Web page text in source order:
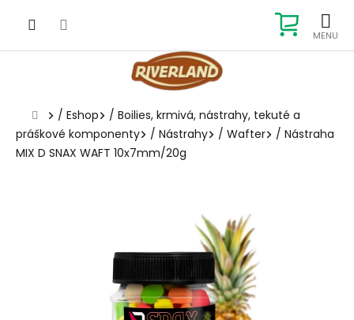
KOŠÍK
Domov
/ Eshop / Boilies, krmivá, nástrahy, tekuté a
práškové komponenty
/ Nástrahy / Wafter / Nástraha
MIX D SNAX WAFT 10x7mm/20g